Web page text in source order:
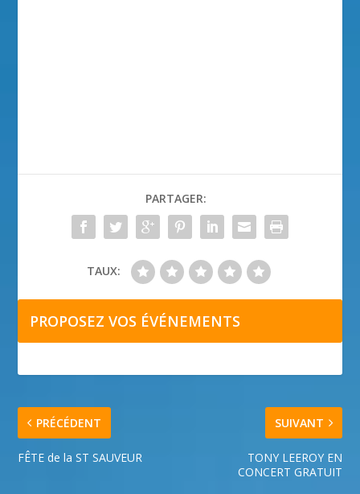
PARTAGER:
TAUX:
PROPOSEZ VOS ÉVÉNEMENTS
PRÉCÉDENT
FÊTE de la ST SAUVEUR
SUIVANT
TONY LEEROY EN
CONCERT GRATUIT